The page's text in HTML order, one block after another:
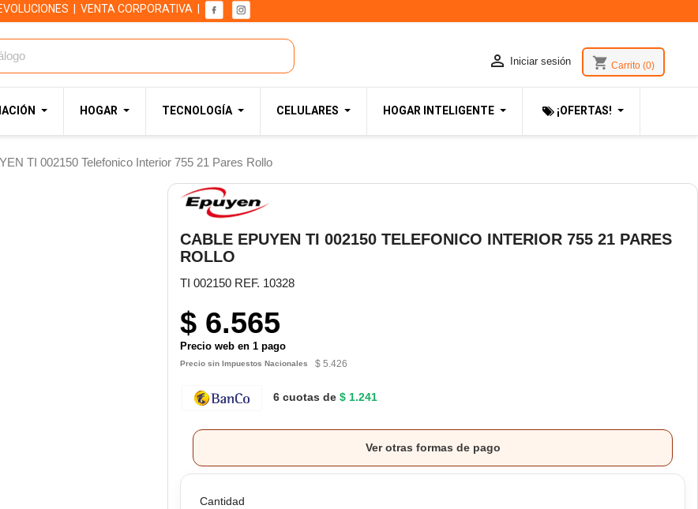
VENTA CORPORATIVA
 Iniciar sesión shopping_cart Carrito (0)
HOGAR TECNOLOGÍA CELULARES HOGAR INTELIGENTE ¡OFERTAS!
TI 002150 Telefonico Interior 755 21 Pares Rollo
CABLE EPUYEN TI 002150 TELEFONICO INTERIOR 755 21 PARES
ROLLO
TI 002150 REF. 10328
$ 6.565
Precio web en 1 pago
Precio sin Impuestos Nacionales $ 5.426
6 cuotas de $ 1.241
Ver otras formas de pago
Cantidad